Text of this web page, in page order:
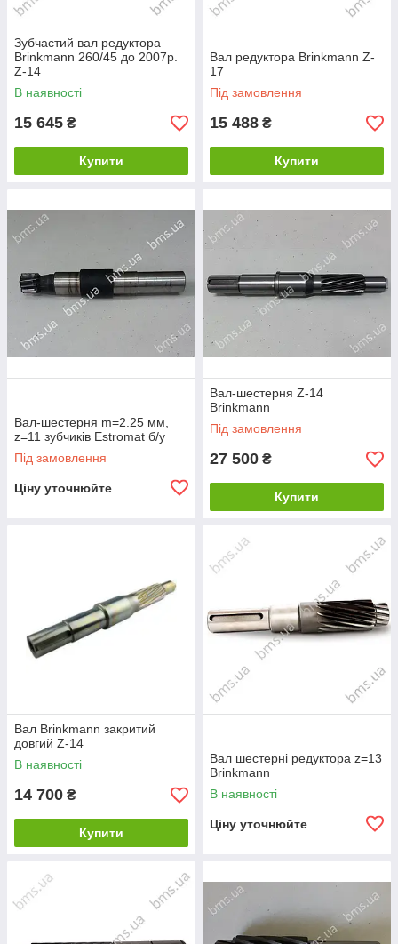
Зубчастий вал редуктора
Brinkmann 260/45 до 2007р.
Z-14
В наявності
15 645 ₴
Купити
Вал редуктора Brinkmann Z-
17
Під замовлення
15 488 ₴
Купити
Вал-шестерня m=2.25 мм,
z=11 зубчиків Estromat б/у
Під замовлення
Ціну уточнюйте
Вал-шестерня Z-14
Brinkmann
Під замовлення
27 500 ₴
Купити
Вал Brinkmann закритий
довгий Z-14
В наявності
14 700 ₴
Купити
Вал шестерні редуктора z=13
Brinkmann
В наявності
Ціну уточнюйте